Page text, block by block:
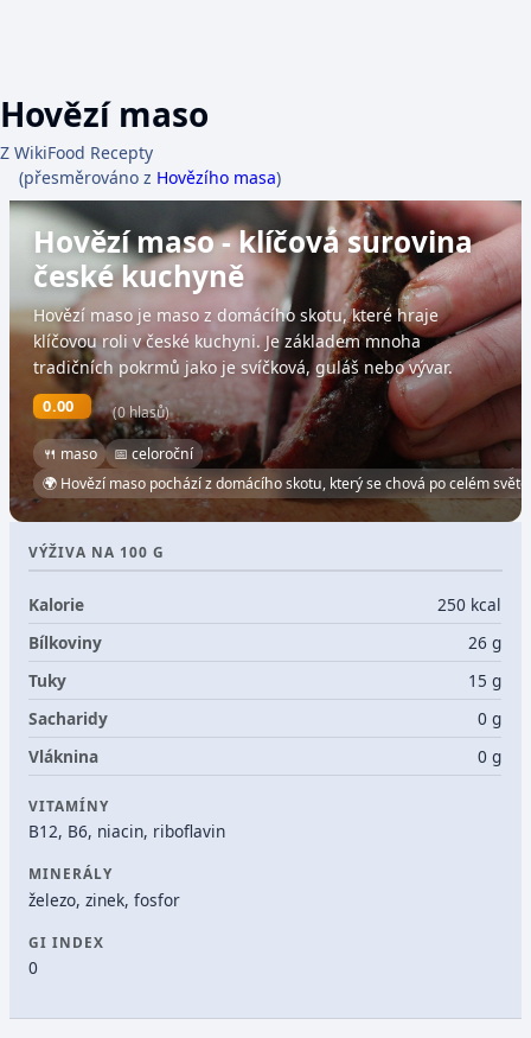
Hovězí maso
Z WikiFood Recepty
(přesměrováno z Hovězího masa)
Hovězí maso - klíčová surovina
české kuchyně
Hovězí maso je maso z domácího skotu, které hraje
klíčovou roli v české kuchyni. Je základem mnoha
tradičních pokrmů jako je svíčková, guláš nebo vývar.
0.00 (0 hlasů)
🍴 maso
📅 celoroční
🌍 Hovězí maso pochází z domácího skotu, který se chová po celém
VÝŽIVA NA 100 G
Kalorie
250 kcal
Bílkoviny
26 g
Tuky
15 g
Sacharidy
0 g
Vláknina
0 g
VITAMÍNY
B12, B6, niacin, riboflavin
MINERÁLY
železo, zinek, fosfor
GI INDEX
0